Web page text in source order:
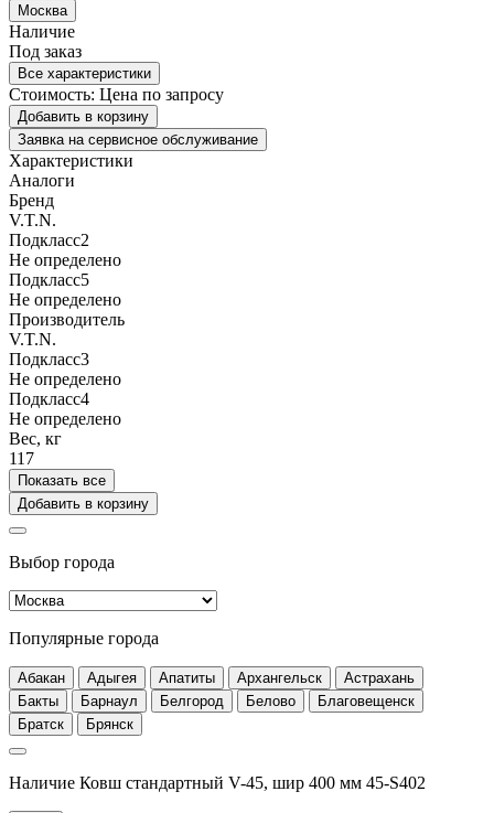
Москва
Наличие
Под заказ
Все характеристики
Стоимость: Цена по запросу
Добавить в корзину
Заявка на сервисное обслуживание
Характеристики
Аналоги
Бренд
V.T.N.
Подкласс2
Не определено
Подкласс5
Не определено
Производитель
V.T.N.
Подкласс3
Не определено
Подкласс4
Не определено
Вес, кг
117
Показать все
Добавить в корзину
Выбор города
Популярные города
Абакан Адыгея Апатиты Архангельск
Астрахань
Бакты
Барнаул Белгород Белово
Благовещенск
Братск
Брянск
Наличие Ковш стандартный V-45, шир 400 мм 45-S402